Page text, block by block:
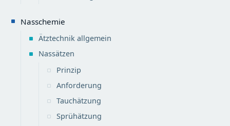
Nasschemie
Ätztechnik allgemein
Nassätzen
Prinzip
Anforderung
Tauchätzung
Sprühätzung